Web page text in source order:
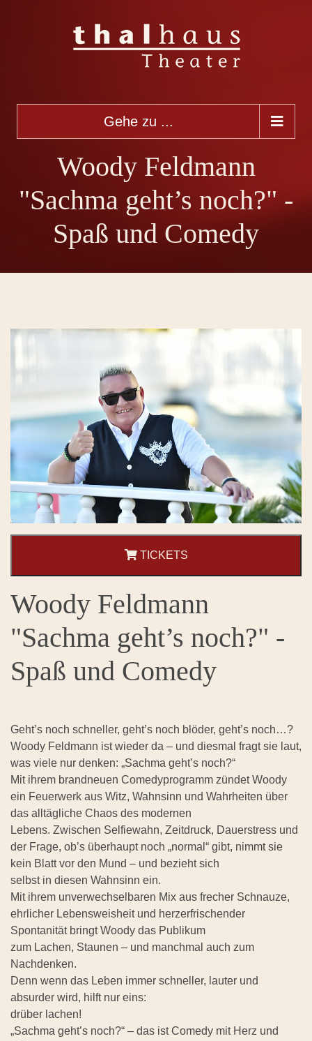
Gehe zu ...
Woody Feldmann
"Sachma geht’s noch?" -
Spaß und Comedy
TICKETS
Woody Feldmann
"Sachma geht’s noch?" -
Spaß und Comedy
Geht’s noch schneller, geht’s noch blöder, geht’s noch…?
Woody Feldmann ist wieder da – und diesmal fragt sie laut,
was viele nur denken: „Sachma geht’s noch?“
Mit ihrem brandneuen Comedyprogramm zündet Woody
ein Feuerwerk aus Witz, Wahnsinn und Wahrheiten über
das alltägliche Chaos des modernen
Lebens. Zwischen Selfiewahn, Zeitdruck, Dauerstress und
der Frage, ob’s überhaupt noch „normal“ gibt, nimmt sie
kein Blatt vor den Mund – und bezieht sich
selbst in diesen Wahnsinn ein.
Mit ihrem unverwechselbaren Mix aus frecher Schnauze,
ehrlicher Lebensweisheit und herzerfrischender
Spontanität bringt Woody das Publikum
zum Lachen, Staunen – und manchmal auch zum
Nachdenken.
Denn wenn das Leben immer schneller, lauter und
absurder wird, hilft nur eins:
drüber lachen!
„Sachma geht’s noch?“ – das ist Comedy mit Herz und